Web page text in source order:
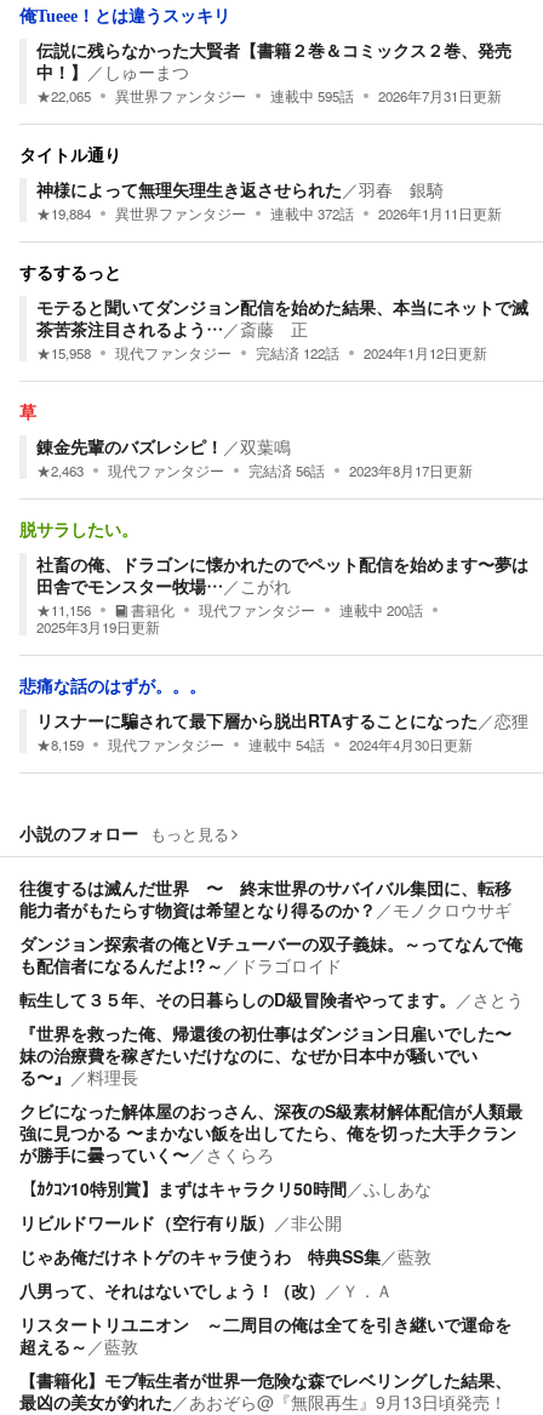
俺Tueee！とは違うスッキリ
伝説に残らなかった大賢者【書籍２巻＆コミックス２巻、発売
中！】 ／ しゅーまつ
★22,065 異世界ファンタジー 連載中 595話 2026年7月31日更新
タイトル通り
神様によって無理矢理生き返させられた／羽春 銀騎
★19,884 異世界ファンタジー 連載中 372話 2026年1月11日更新
するするっと
モテると聞いてダンジョン配信を始めた結果、本当にネットで滅
茶苦茶注目されるよう…／斎藤 正
★15,958 現代ファンタジー 完結済 122話 2024年1月12日更新
草
錬金先輩のバズレシピ！ ／双葉鳴
★2,463 現代ファンタジー 完結済56話 2023年8月17日更新
脱サラしたい。
社畜の俺、ドラゴンに懐かれたのでペット配信を始めます〜夢は
田舎でモンスター牧場…／ こがれ
★11,156 書籍化 現代ファンタジー 連載中 200話
2025年3月19日更新
悲痛な話のはずが。。。
リスナーに騙されて最下層から脱出RTAすることになった／恋狸
★8,159 現代ファンタジー 連載中 54話 2024年4月30日更新
小説のフォロー もっと見る
往復するは滅んだ世界 〜 終末世界のサバイバル集団に、転移
能力者がもたらす物資は希望となり得るのか？ ／モノクロウサギ
ダンジョン探索者の俺とVチューバーの双子義妹。～ってなんで俺
も配信者になるんだよ!?～ ／ ドラゴロイド
転生して３５年、その日暮らしのD級冒険者やってます。 ／ さとう
『世界を救った俺、帰還後の初仕事はダンジョン日雇いでした〜
妹の治療費を稼ぎたいだけなのに、なぜか日本中が騒いでい
る〜』 ／料理長
クビになった解体屋のおっさん、深夜のS級素材解体配信が人類最
強に見つかる 〜まかない飯を出してたら、俺を切った大手クラン
が勝手に曇っていく〜／ さくらろ
【ｶｸｺﾝ10特別賞】まずはキャラクリ50時間／ふしあな
リビルドワールド（空行有り版） ／非公開
じゃあ俺だけネトゲのキャラ使うわ 特典SS集／藍敦
八男って、それはないでしょう！（改） ／ Ｙ．Ａ
リスタートリユニオン ～二周目の俺は全てを引き継いで運命を
超える～ ／藍敦
【書籍化】モブ転生者が世界一危険な森でレベリングした結果、
最凶の美女が釣れた／あおぞら@『無限再生』9月13日頃発売！